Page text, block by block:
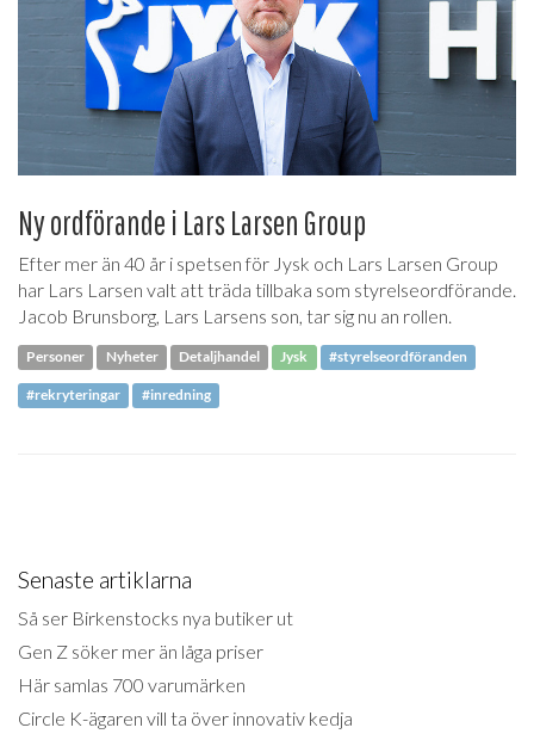
Ny ordförande i Lars Larsen Group
Efter mer än 40 år i spetsen för Jysk och Lars Larsen Group
har Lars Larsen valt att träda tillbaka som styrelseordförande.
Jacob Brunsborg, Lars Larsens son, tar sig nu an rollen.
Personer Nyheter Detaljhandel Jysk #styrelseordföranden
#rekryteringar #inredning
Senaste artiklarna
Så ser Birkenstocks nya butiker ut
Gen Z söker mer än låga priser
Här samlas 700 varumärken
Circle K-ägaren vill ta över innovativ kedja